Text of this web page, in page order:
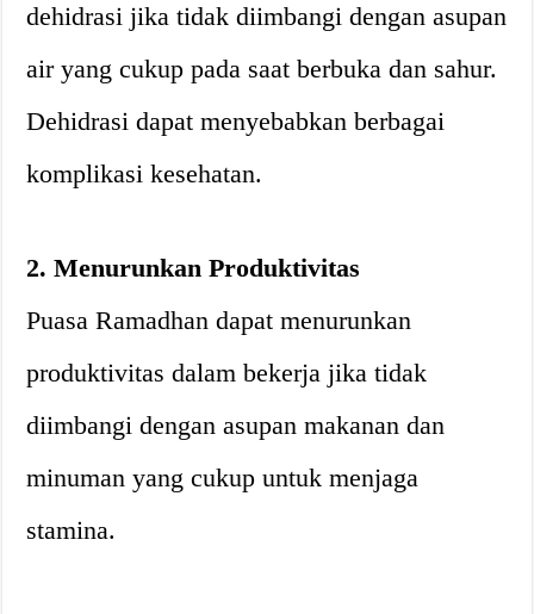
dehidrasi jika tidak diimbangi dengan asupan
air yang cukup pada saat berbuka dan sahur.
Dehidrasi dapat menyebabkan berbagai
komplikasi kesehatan.
2. Menurunkan Produktivitas
Puasa Ramadhan dapat menurunkan
produktivitas dalam bekerja jika tidak
diimbangi dengan asupan makanan dan
minuman yang cukup untuk menjaga
stamina.